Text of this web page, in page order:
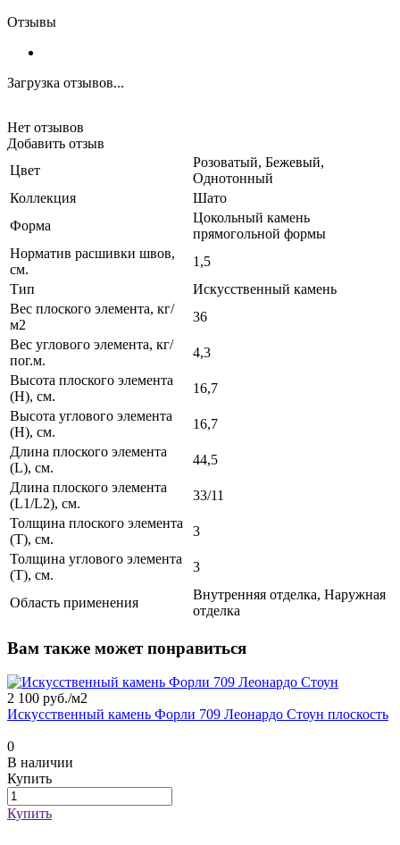
Отзывы
Загрузка отзывов...
Нет отзывов
Добавить отзыв
Цвет
Розоватый, Бежевый,
Однотонный
Коллекция
Шато
Форма
Цокольный камень
прямогольной формы
Норматив расшивки швов,
см.
1,5
Тип
Искусственный камень
Вес плоского элемента, кг/
м2
36
Вес углового элемента, кг/
пог.м.
4,3
Высота плоского элемента
(H), см.
16,7
Высота углового элемента
(H), см.
16,7
Длина плоского элемента
(L), см.
44,5
Длина плоского элемента
(L1/L2), см.
33/11
Толщина плоского элемента
(T), см.
3
Толщина углового элемента
(T), см.
3
Область применения
Внутренняя отделка, Наружная
отделка
Вам также может понравиться
2 100 руб./м2
Искусственный камень Форли 709 Леонардо Стоун плоскость
0
В наличии
Купить
Купить